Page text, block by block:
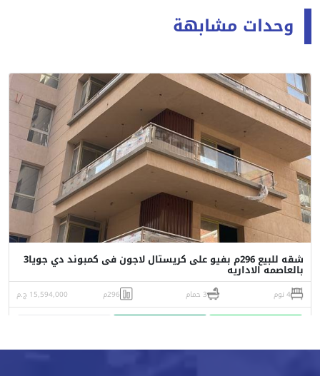
وحدات مشابهة
شقه للبيع 296م بفيو على كريستال لاجون فى كمبوند دي جويا3
بالعاصمه الاداريه
4 نوم 3 حمام 296م 15,594,000 ج.م